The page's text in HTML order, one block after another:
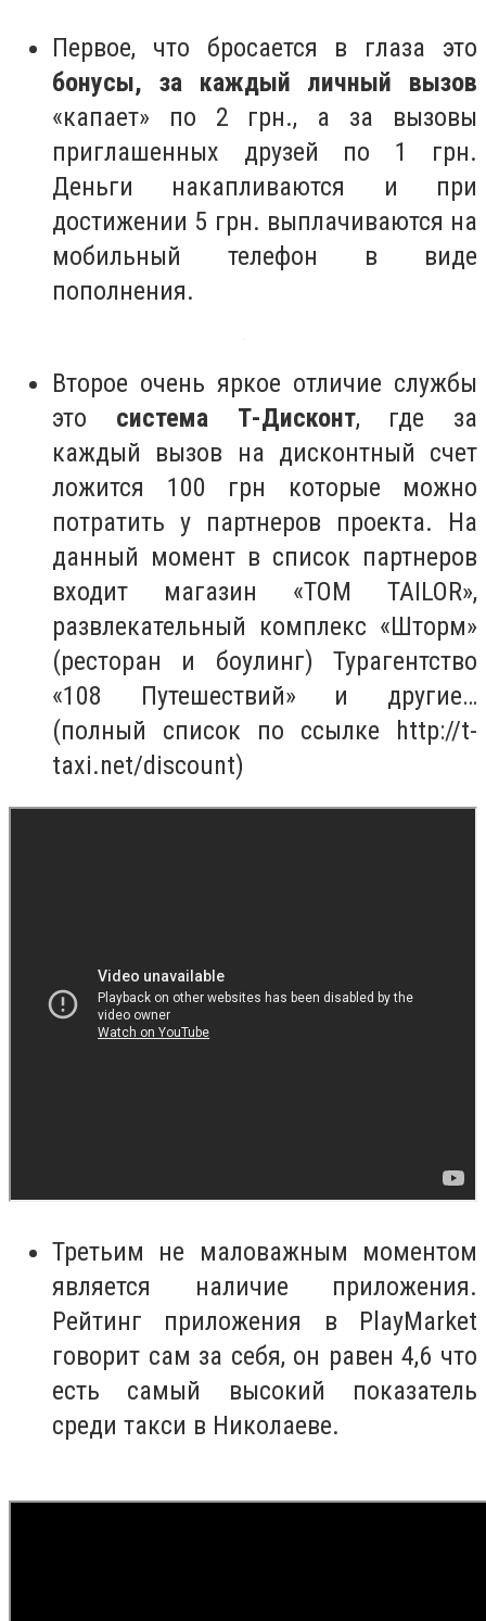
Первое, что бросается в глаза это
бонусы, за каждый личный вызов
«капает» по 2 грн., а за вызовы
приглашенных друзей по 1 грн.
Деньги накапливаются и при
достижении 5 грн. выплачиваются на
мобильный телефон в виде
пополнения.
Второе очень яркое отличие службы
это система Т-Дисконт, где за
каждый вызов на дисконтный счет
ложится 100 грн которые можно
потратить у партнеров проекта. На
данный момент в список партнеров
входит магазин «TOM TAILOR»,
развлекательный комплекс «Шторм»
(ресторан и боулинг) Турагентство
«108 Путешествий» и другие…
(полный список по ссылке http://t-
taxi.net/discount)
Третьим не маловажным моментом
является наличие приложения.
Рейтинг приложения в PlayMarket
говорит сам за себя, он равен 4,6 что
есть самый высокий показатель
среди такси в Николаеве.